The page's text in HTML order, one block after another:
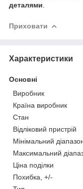
деталями
Приховати
Характеристики
Основні
Виробник
Країна виробник
Стан
Відліковий пристрій
Мінімальний
Максимальний
Ціна поділки
Похибка, +/-